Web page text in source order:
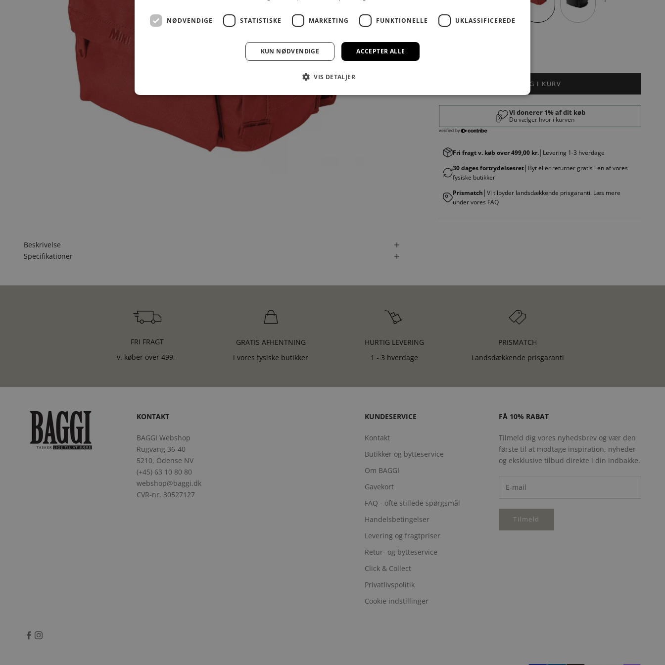
LÆG I KURV
Fri fragt v. køb over 499,00 kr. │Levering 1-3 hverdage
30 dages fortrydelsesret │Byt eller returner gratis i en af vores
fysiske butikker
Prismatch │Vi tilbyder landsdækkende prisgaranti. Læs mere
under vores FAQ
Beskrivelse
Specifikationer
FRI FRAGT
v. køber over 499,-
GRATIS AFHENTNING
i vores fysiske butikker
HURTIG LEVERING
1 - 3 hverdage
PRISMATCH
Landsdækkende prisgaranti
KONTAKT
BAGGI Webshop
Rugvang 36-40
5210, Odense NV
(+45) 63 10 80 80
webshop@baggi.dk
CVR-nr. 30527127
KUNDESERVICE
Kontakt
Butikker og bytteservice
Om BAGGI
Gavekort
FAQ - ofte stillede spørgsmål
Handelsbetingelser
Levering og fragtpriser
Retur- og bytteservice
Click & Collect
Privatlivspolitik
Cookie indstillinger
FÅ 10% RABAT
Tilmeld dig vores nyhedsbrev og vær den
første til at modtage inspiration, nyheder
og eksklusive tilbud direkte i din indbakke.
Tilmeld
NØDVENDIGE STATISTISKE MARKETING FUNKTIONELLE UKLASSIFICEREDE
ACCEPTER ALLE
KUN NØDVENDIGE
VIS DETALJER